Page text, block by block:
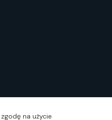
na użycie